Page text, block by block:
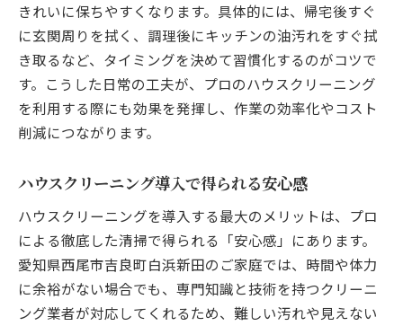
きれいに保ちやすくなります。具体的には、帰宅後すぐ
に玄関周りを拭く、調理後にキッチンの油汚れをすぐ拭
き取るなど、タイミングを決めて習慣化するのがコツで
す。こうした日常の工夫が、プロのハウスクリーニング
を利用する際にも効果を発揮し、作業の効率化やコスト
削減につながります。
ハウスクリーニング導入で得られる安心感
ハウスクリーニングを導入する最大のメリットは、プロ
による徹底した清掃で得られる「安心感」にあります。
愛知県西尾市吉良町白浜新田のご家庭では、時間や体力
に余裕がない場合でも、専門知識と技術を持つクリーニ
ング業者が対応してくれるため、難しい汚れや見えない